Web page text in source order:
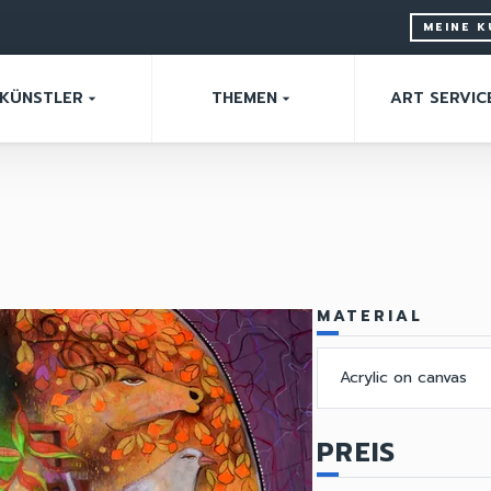
MEINE
KÜNSTLER arrow_drop_down THEMEN arrow_drop_down ART
MATERIAL
Acrylic on canvas
PREIS